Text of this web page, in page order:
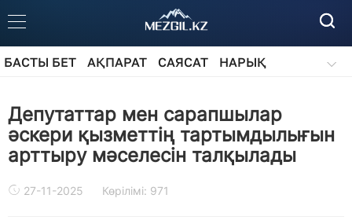
БАСТЫ БЕТ АҚПАРАТ САЯСАТ
НАРЫҚ
Депутаттар мен сарапшылар
әскери қызметтің тартымдылығын
арттыру мәселесін талқылады
27-11-2025 Көрілімі: 971